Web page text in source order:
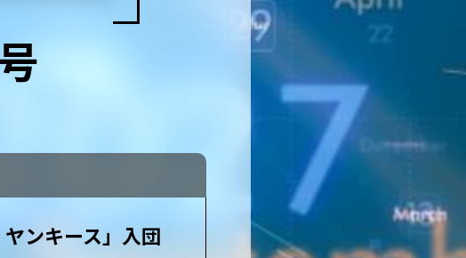
ンキース」入団